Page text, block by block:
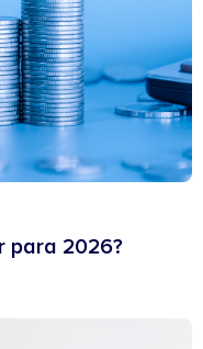
para 2026?